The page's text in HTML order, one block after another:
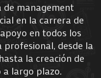
de management
en la carrera de
en todos los
desde la
la creación de
largo plazo.